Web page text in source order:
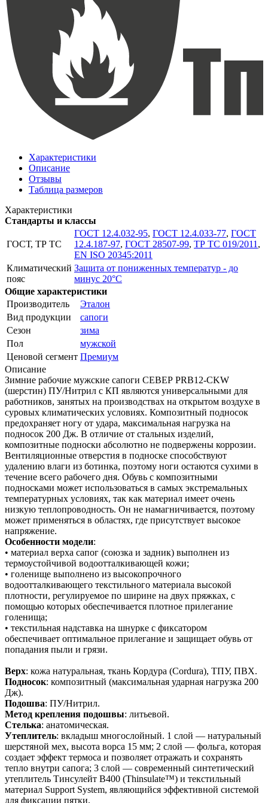
Характеристики
Описание
Отзывы
Таблица размеров
Характеристики
Стандарты и классы
ГОСТ, ТР ТС
ГОСТ 12.4.032-95, ГОСТ 12.4.033-77, ГОСТ
12.4.187-97, ГОСТ 28507-99, ТР ТС 019/2011 ,
EN ISO 20345:2011
Климатический
пояс
Защита от пониженных температур - до
минус 20°С
Общие характеристики
Производитель
Эталон
Вид продукции
сапоги
Сезон
зима
Пол
мужской
Ценовой сегмент Премиум
Описание
Зимние рабочие мужские сапоги СЕВЕР PRB12-CKW
(шерстин) ПУ/Нитрил с КП являются универсальными для
работников, занятых на производствах на открытом воздухе в
суровых климатических условиях. Композитный подносок
предохраняет ногу от удара, максимальная нагрузка на
подносок 200 Дж. В отличие от стальных изделий,
композитные подноски абсолютно не подвержены коррозии.
Вентиляционные отверстия в подноске способствуют
удалению влаги из ботинка, поэтому ноги остаются сухими в
течение всего рабочего дня. Обувь с композитными
подносками может использоваться в самых экстремальных
температурных условиях, так как материал имеет очень
низкую теплопроводность. Он не намагничивается, поэтому
может применяться в областях, где присутствует высокое
напряжение.
Особенности модели:
• материал верха сапог (союзка и задник) выполнен из
термоустойчивой водоотталкивающей кожи;
• голенище выполнено из высокопрочного
водоотталкивающего текстильного материала высокой
плотности, регулируемое по ширине на двух пряжках, с
помощью которых обеспечивается плотное прилегание
голенища;
• текстильная надставка на шнурке с фиксатором
обеспечивает оптимальное прилегание и защищает обувь от
попадания пыли и грязи.
Верх: кожа натуральная, ткань Кордура (Cordura), ТПУ, ПВХ.
Подносок: композитный (максимальная ударная нагрузка 200
Дж).
Подошва: ПУ/Нитрил.
Метод крепления подошвы: литьевой.
Стелька: анатомическая.
Утеплитель: вкладыш многослойный. 1 слой — натуральный
шерстяной мех, высота ворса 15 мм; 2 слой — фольга, которая
создает эффект термоса и позволяет отражать и сохранять
тепло внутри сапога; 3 слой — современный синтетический
утеплитель Тинсулейт В400 (Thinsulate™) и текстильный
материал Support System, являющийся эффективной системой
для фиксации пятки.